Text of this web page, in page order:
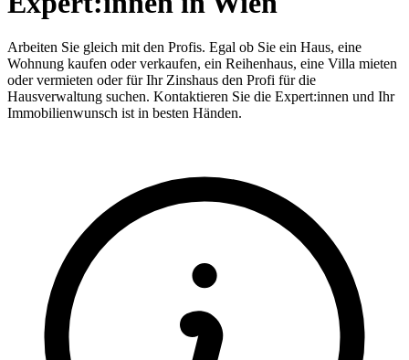
Arbeiten Sie gleich mit den Profis. Egal ob Sie ein Haus, eine
Wohnung kaufen oder verkaufen, ein Reihenhaus, eine Villa mieten
oder vermieten oder für Ihr Zinshaus den Profi für die
Hausverwaltung suchen. Kontaktieren Sie die Expert:innen und Ihr
Immobilienwunsch ist in besten Händen.